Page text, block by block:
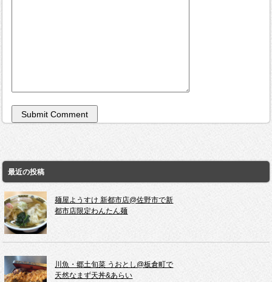
最近の投稿
麺屋ようすけ 新都市店@佐野市で新
都市店限定わんたん麺
川魚・郷土旬菜 うおとし@板倉町で
天然なまず天丼&あらい